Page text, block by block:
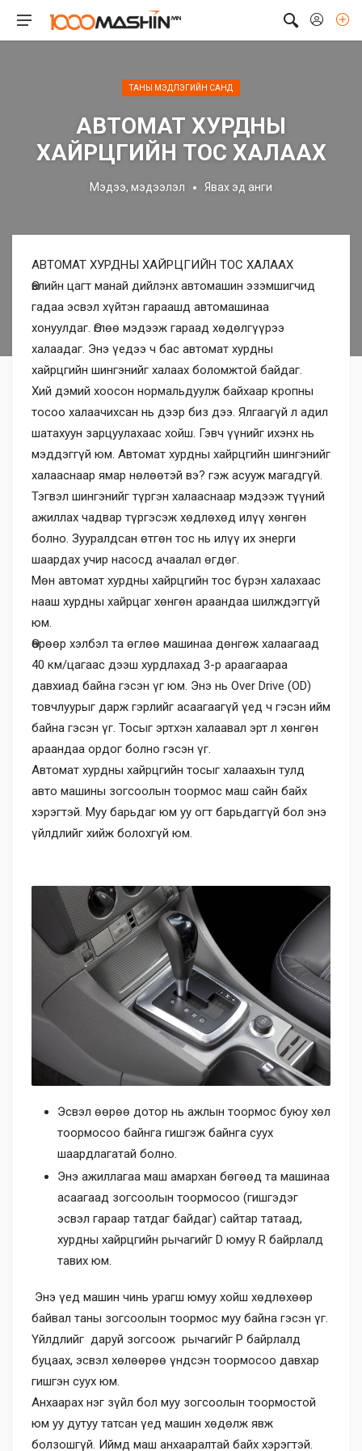
ТАНЫ МЭДЛЭГИЙН САНД
АВТОМАТ ХУРДНЫ
ХАЙРЦГИЙН ТОС ХАЛААХ
Мэдээ, мэдээлэл Явах эд анги
АВТОМАТ ХУРДНЫ ХАЙРЦГИЙН ТОС ХАЛААХ
Өвлийн цагт манай дийлэнх автомашин эзэмшигчид
гадаа эсвэл хүйтэн гараашд автомашинаа
хонуулдаг. Өглөө мэдээж гараад хөдөлгүүрээ
халаадаг. Энэ үедээ ч бас автомат хурдны
хайрцгийн шингэнийг халаах боломжтой байдаг.
Хий дэмий хоосон нормальдуулж байхаар кропны
тосоо халаачихсан нь дээр биз дээ. Ялгаагүй л адил
шатахуун зарцуулахаас хойш. Гэвч үүнийг ихэнх нь
мэддэггүй юм. Автомат хурдны хайрцгийн шингэнийг
халааснаар ямар нөлөөтэй вэ? гэж асууж магадгүй.
Тэгвэл шингэнийг түргэн халааснаар мэдээж түүний
ажиллах чадвар түргэсэж хөдлөхөд илүү хөнгөн
болно. Зууралдсан өтгөн тос нь илүү их энерги
шаардах учир насосд ачаалал өгдөг.
Мөн автомат хурдны хайрцгийн тос бүрэн халахаас
нааш хурдны хайрцаг хөнгөн араандаа шилждэггүй
юм.
Өөрөөр хэлбэл та өглөө машинаа дөнгөж халаагаад
40 км/цагаас дээш хурдлахад 3-р араагаараа
давхиад байна гэсэн үг юм. Энэ нь Over Drive (OD)
товчлуурыг дарж гэрлийг асаагаагүй үед ч гэсэн ийм
байна гэсэн үг. Тосыг эртхэн халаавал эрт л хөнгөн
араандаа ордог болно гэсэн үг.
Автомат хурдны хайрцгийн тосыг халаахын тулд
авто машины зогсоолын тоормос маш сайн байх
хэрэгтэй. Муу барьдаг юм уу огт барьдаггүй бол энэ
үйлдлийг хийж болохгүй юм.
Эсвэл өөрөө дотор нь ажлын тоормос буюу хөл
тоормосоо байнга гишгэж байнга суух
шаардлагатай болно.
Энэ ажиллагаа маш амархан бөгөөд та машинаа
асаагаад зогсоолын тоормосоо (гишгэдэг
эсвэл гараар татдаг байдаг) сайтар татаад,
хурдны хайрцгийн рычагийг D юмуу R байрлалд
тавих юм.
Энэ үед машин чинь урагш юмуу хойш хөдлөхөөр
байвал таны зогсоолын тоормос муу байна гэсэн үг.
Үйлдлийг даруй зогсоож рычагийг P байрлалд
буцаах, эсвэл хөлөөрөө үндсэн тоормосоо давхар
гишгэн суух юм.
Анхаарах нэг зүйл бол муу зогсоолын тоормостой
юм уу дутуу татсан үед машин хөдөлж явж
болзошгүй. Иймд маш анхааралтай байх хэрэгтэй.